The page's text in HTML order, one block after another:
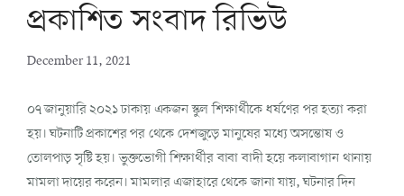
প্রকাশিত সংবাদ রিভিউ
December 11, 2021
০৭ জানুয়ারি ২০২১ ঢাকায় একজন স্কুল শিক্ষার্থীকে ধর্ষণের পর হত্যা করা
হয়। ঘটনাটি প্রকাশের পর থেকে দেশজুড়ে মানুষের মধ্যে অসন্তোষ ও
তোলপাড় সৃষ্টি হয়। ভুক্তভোগী শিক্ষার্থীর বাবা বাদী হয়ে কলাবাগান থানায়
মামলা দায়ের করেন। মামলার এজাহারে থেকে জানা যায়, ঘটনার দিন